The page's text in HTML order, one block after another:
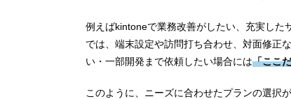
例えばkintoneで業務改善がしたい、充実した
では、端末設定や訪問打ち合わせ、対面修正
い・一部開発まで依頼したい場合には「ここ
このように、ニーズに合わせたプランの選択